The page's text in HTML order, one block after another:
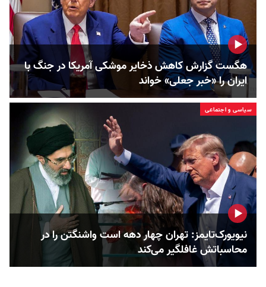
هگست گزارش کاهش ذخایر موشکی آمریکا در جنگ با
ایران را «خبر جعلی» خواند
سیاسی و اجتماعی
نیویورک‌تایمز: تهران چهار دهه است واشنگتن را در
محاسباتش غافلگیر می‌کند